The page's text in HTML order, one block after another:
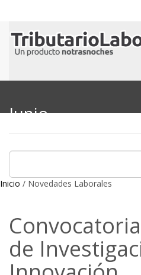
Junio
Inicio / Novedades Laborales
de